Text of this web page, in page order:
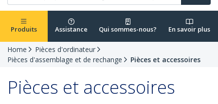
Produits Assistance Qui sommes-nous? En savoir plus
Home
Pièces d'ordinateur
Pièces d'assemblage et de rechange
Pièces et accessoires
Pièces et accessoires